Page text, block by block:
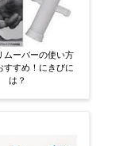
ムーバーの使い方
すすめ！にきびに
は？